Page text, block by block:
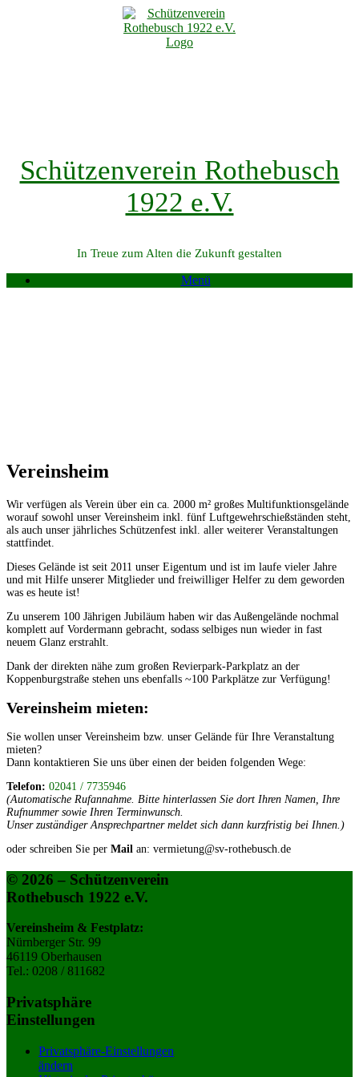
Schützenverein Rothebusch
1922 e.V.
In Treue zum Alten die Zukunft gestalten
Menü
Vereinsheim
Wir verfügen als Verein über ein ca. 2000 m² großes Multifunktionsgelände
worauf sowohl unser Vereinsheim inkl. fünf Luftgewehrschießständen steht,
als auch unser jährliches Schützenfest inkl. aller weiterer Veranstaltungen
stattfindet.
Dieses Gelände ist seit 2011 unser Eigentum und ist im laufe vieler Jahre
und mit Hilfe unserer Mitglieder und freiwilliger Helfer zu dem geworden
was es heute ist!
Zu unserem 100 Jährigen Jubiläum haben wir das Außengelände nochmal
komplett auf Vordermann gebracht, sodass selbiges nun wieder in fast
neuem Glanz erstrahlt.
Dank der direkten nähe zum großen Revierpark-Parkplatz an der
Koppenburgstraße stehen uns ebenfalls ~100 Parkplätze zur Verfügung!
Vereinsheim mieten:
Sie wollen unser Vereinsheim bzw. unser Gelände für Ihre Veranstaltung
mieten?
Dann kontaktieren Sie uns über einen der beiden folgenden Wege:
Telefon: 02041 / 7735946
(Automatische Rufannahme. Bitte hinterlassen Sie dort Ihren Namen, Ihre
Rufnummer sowie Ihren Terminwunsch.
Unser zuständiger Ansprechpartner meldet sich dann kurzfristig bei Ihnen.)
oder schreiben Sie per Mail an: vermietung@sv-rothebusch.de
© 2026 – Schützenverein
Rothebusch 1922 e.V.
Vereinsheim & Festplatz:
Nürnberger Str. 99
46119 Oberhausen
Tel.: 0208 / 811682
Privatsphäre
Einstellungen
Privatsphäre-Einstellungen
ändern